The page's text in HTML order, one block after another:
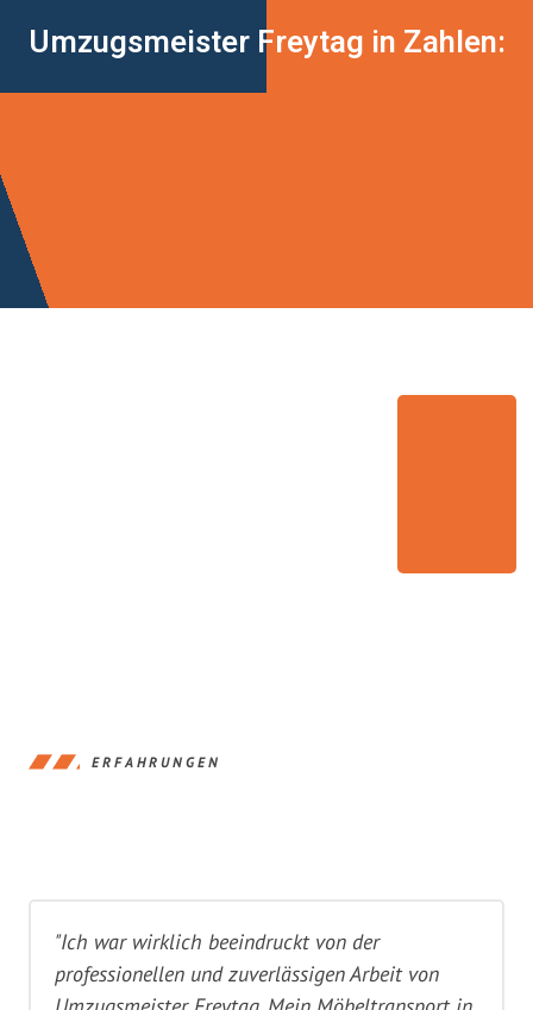
Umzugsmeister Freytag in Zahlen:
ERFAHRUNGEN
"Ich war wirklich beeindruckt von der
professionellen und zuverlässigen Arbeit von